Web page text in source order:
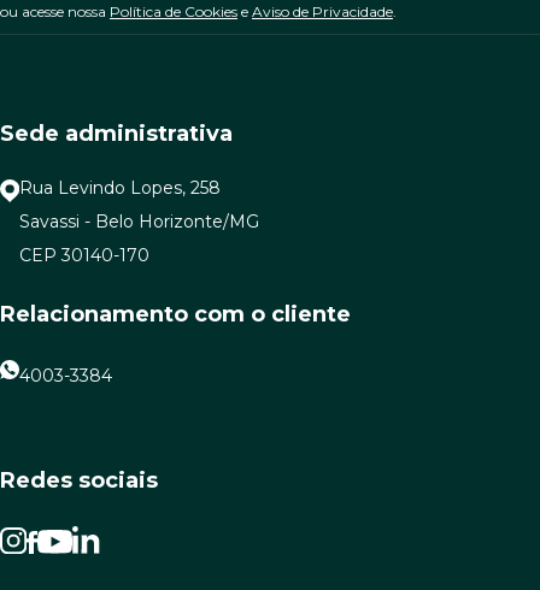
ou acesse nossa Política de Cookies e Aviso de Privacidade
Sede administrativa
Rua Levindo Lopes, 258
Savassi - Belo Horizonte/MG
CEP 30140-170
Relacionamento com o cliente
4003-3384
Redes sociais